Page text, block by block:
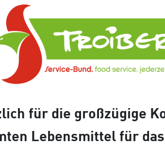
für die großzügige
Lebensmittel für